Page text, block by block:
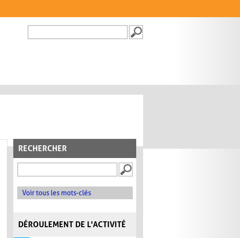
FORMULAIRE DE
RECHERCHER
Voir tous les mots-clés
DÉROULEMENT DE L'ACTIVITÉ